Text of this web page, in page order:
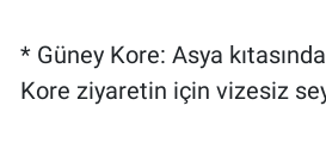
* Güney Kore: Asya
Kore ziyaretin için vizesiz